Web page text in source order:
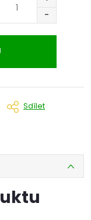
Sdílet